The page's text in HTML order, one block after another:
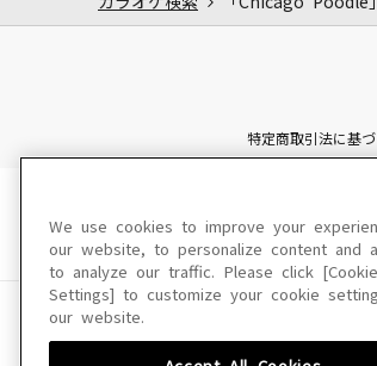
特定商取引法に基
このサイトに掲載
We use cookies to improve your
our website, to personalize content and
to analyze our traffic. Please click [Cookie
Settings] to customize your cookie
our website.